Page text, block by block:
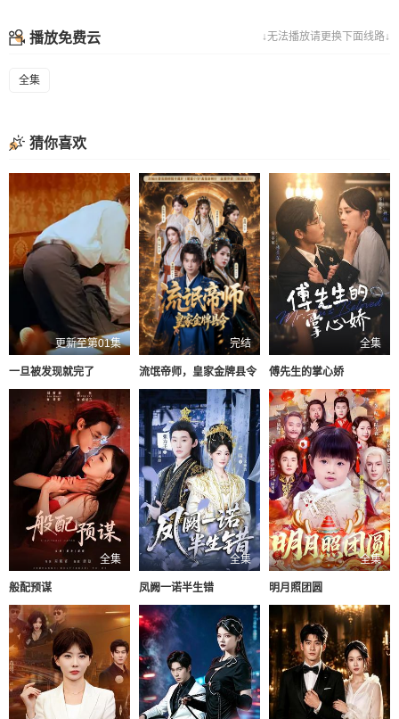
↓无法播放请更换下面线路↓
播放免费云
全集
猜你喜欢
更新至第01集
一旦被发现就完了
完结
流氓帝师，皇家金牌县令
全集
傅先生的掌心娇
全集
般配预谋
全集
凤阙一诺半生错
全集
明月照团圆